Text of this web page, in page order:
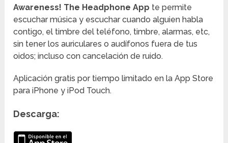
Awareness! The Headphone App te permite
escuchar música y escuchar cuando alguien habla
contigo, el timbre del teléfono, timbre, alarmas, etc,
sin tener los auriculares o audífonos fuera de tus
oidos; incluso con cancelación de ruido.
Aplicación gratis por tiempo limitado en la App Store
para iPhone y iPod Touch.
Descarga: